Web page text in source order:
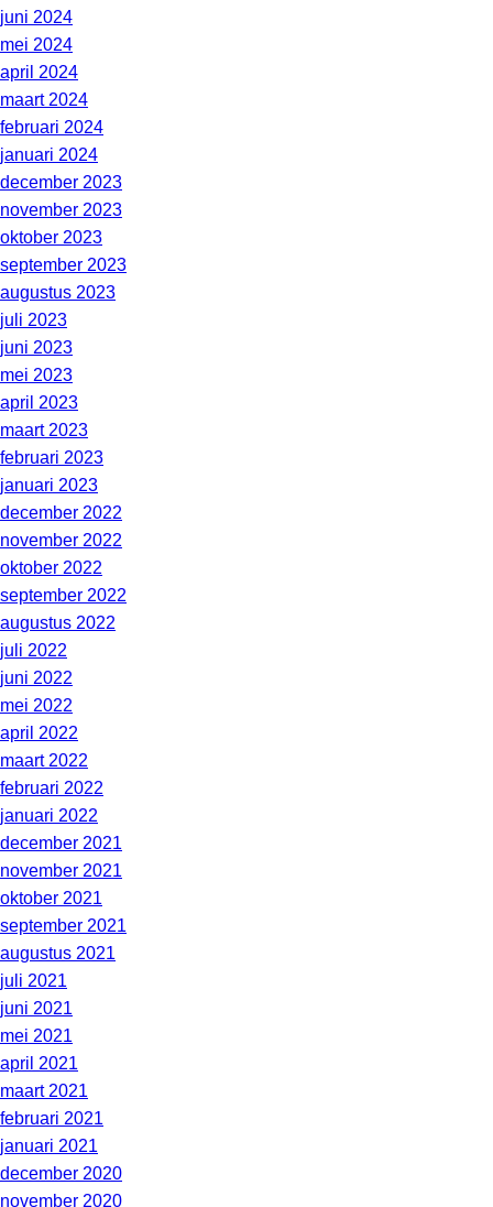
juni 2024
mei 2024
april 2024
maart 2024
februari 2024
januari 2024
december 2023
november 2023
oktober 2023
september 2023
augustus 2023
juli 2023
juni 2023
mei 2023
april 2023
maart 2023
februari 2023
januari 2023
december 2022
november 2022
oktober 2022
september 2022
augustus 2022
juli 2022
juni 2022
mei 2022
april 2022
maart 2022
februari 2022
januari 2022
december 2021
november 2021
oktober 2021
september 2021
augustus 2021
juli 2021
juni 2021
mei 2021
april 2021
maart 2021
februari 2021
januari 2021
december 2020
november 2020